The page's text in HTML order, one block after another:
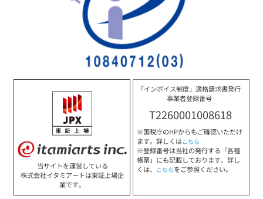
当サイトを運営している
株式会社イタミアートは東証上場企
業です。
「インボイス制度」適格請求書発行
事業者登録番号
T2260001008618
※国税庁のHPからもご確認いただけ
ます。詳しくはこちら
※登録番号は当社の発行する「各種
帳票」にも記載しております。詳し
くは、 こちらをご参照ください。